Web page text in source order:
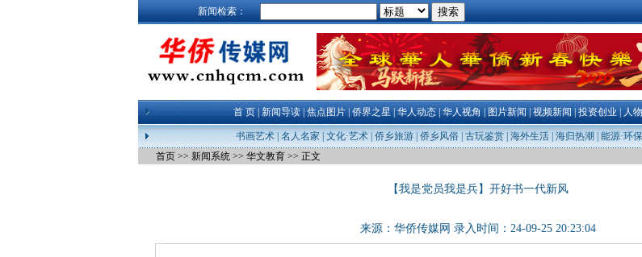
新闻检索：
首 页|新闻导读|焦点图片|侨界之星|华人动态|华人视角|图片新闻|视频新闻|投资创业|人
书画艺术 名人名家 文化·艺术 侨乡旅游 侨乡风俗 古玩鉴赏 海外生活 海归热潮 能源·环保
首页>> 新闻系统>> 华文教育>> 正文
【我是党员我是兵】开好书一代新风
来源： 华侨传媒网 录入时间：24-09-25 20:23:04